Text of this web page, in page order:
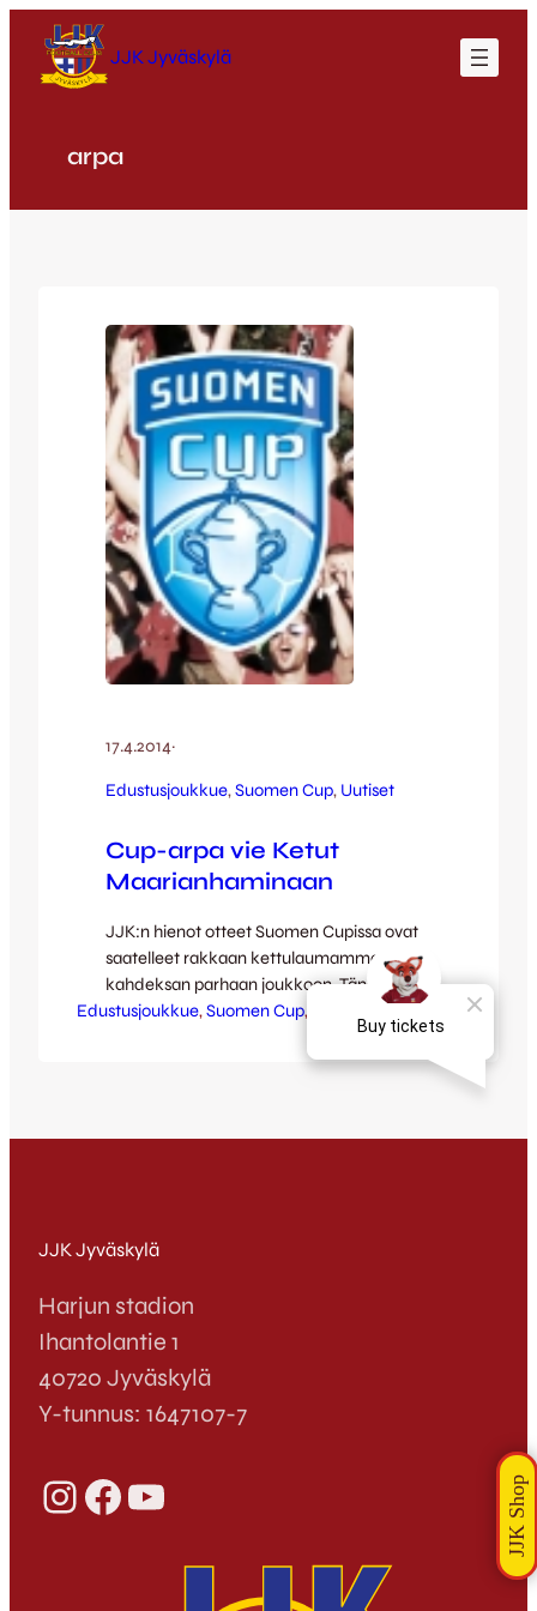
sisältöön
JJK Jyväskylä
arpa
17.4.2014·
Edustusjoukkue, Suomen Cup, Uutiset
Cup-arpa vie Ketut
Maarianhaminaan
JJK:n hienot otteet Suomen Cupissa ovat
saatelleet rakkaan kettulaumamme jo
kahdeksan parhaan joukkoon. Tänään
kiirastorstaina tehty arvonta saattelee
JJK:n kohti Ahvenanmaata. Arpaonni ei
tällä kertaa suonut JJK:lle kotiottelua,
Veikkausliigassa pelaava IFK Mariehamn
Puolivälierien yhteinen pelipäivä…
Edustusjoukkue, Suomen Cup,
JJK Jyväskylä
Harjun stadion
Ihantolantie 1
40720 Jyväskylä
Y-tunnus: 1647107-7
InstagramFacebook YouTube